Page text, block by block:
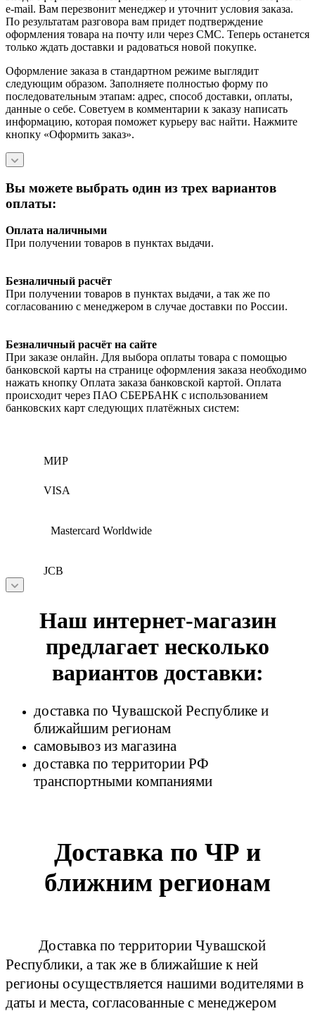
e-mail. Вам перезвонит менеджер и уточнит условия заказа.
По результатам разговора вам придет подтверждение
оформления товара на почту или через СМС. Теперь останется
только ждать доставки и радоваться новой покупке.
Оформление заказа в стандартном режиме выглядит
следующим образом. Заполняете полностью форму по
последовательным этапам: адрес, способ доставки, оплаты,
данные о себе. Советуем в комментарии к заказу написать
информацию, которая поможет курьеру вас найти. Нажмите
кнопку «Оформить заказ».
Вы можете выбрать один из трех вариантов
оплаты:
Оплата наличными
При получении товаров в пунктах выдачи.
Безналичный расчёт
При получении товаров в пунктах выдачи, а так же по
согласованию с менеджером в случае доставки по России.
Безналичный расчёт на сайте
При заказе онлайн. Для выбора оплаты товара с помощью
банковской карты на странице оформления заказа необходимо
нажать кнопку Оплата заказа банковской картой. Оплата
происходит через ПАО СБЕРБАНК с использованием
банковских карт следующих платёжных систем:
МИР
VISA
Mastercard Worldwide
JCB
Наш интернет-магазин
предлагает несколько
вариантов доставки:
доставка по Чувашской Республике и
ближайшим регионам
самовывоз из магазина
доставка по территории РФ
транспортными компаниями
Доставка по ЧР и
ближним регионам
Доставка по территории Чувашской
Республики, а так же в ближайшие к ней
регионы осуществляется нашими водителями в
даты и места, согласованные с менеджером